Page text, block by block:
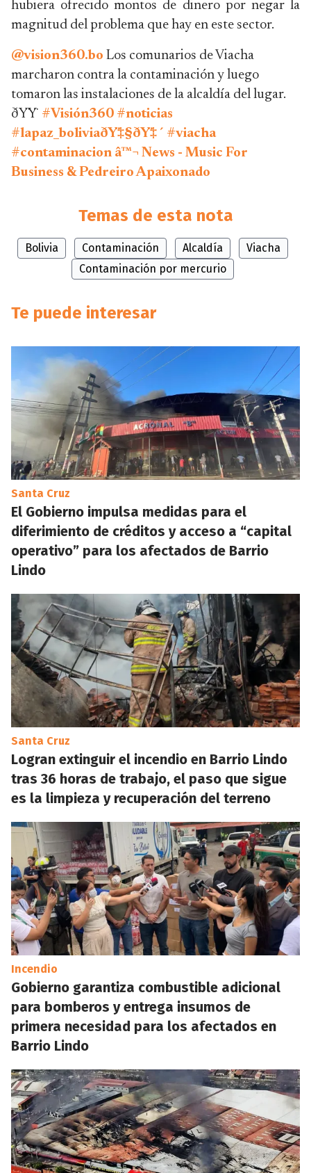
hubiera ofrecido montos de dinero por negar la
magnitud del problema que hay en este sector.
@vision360.bo Los comunarios de Viacha
marcharon contra la contaminación y luego
tomaron las instalaciones de la alcaldía del lugar.
ðŸŸ #Visión360 #noticias
#lapaz_boliviaðŸ‡§ðŸ‡´ #viacha
#contaminacion â™¬ News - Music For
Business & Pedreiro Apaixonado
Temas de esta nota
Bolivia Contaminación Alcaldía
Viacha
Contaminación por mercurio
Te puede interesar
Santa Cruz
El Gobierno impulsa medidas para el
diferimiento de créditos y acceso a “capital
operativo” para los afectados de Barrio
Lindo
Santa Cruz
Logran extinguir el incendio en Barrio Lindo
tras 36 horas de trabajo, el paso que sigue
es la limpieza y recuperación del terreno
Incendio
Gobierno garantiza combustible adicional
para bomberos y entrega insumos de
primera necesidad para los afectados en
Barrio Lindo